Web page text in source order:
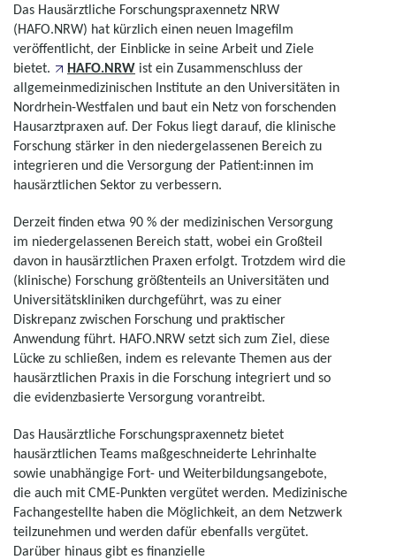
Das Hausärztliche Forschungspraxennetz NRW
(HAFO.NRW) hat kürzlich einen neuen Imagefilm
veröffentlicht, der Einblicke in seine Arbeit und Ziele
bietet.
HAFO.NRW ist ein Zusammenschluss der
allgemeinmedizinischen Institute an den Universitäten in
Nordrhein-Westfalen und baut ein Netz von forschenden
Hausarztpraxen auf. Der Fokus liegt darauf, die klinische
Forschung stärker in den niedergelassenen Bereich zu
integrieren und die Versorgung der Patient:innen im
hausärztlichen Sektor zu verbessern.
Derzeit finden etwa 90 % der medizinischen Versorgung
im niedergelassenen Bereich statt, wobei ein Großteil
davon in hausärztlichen Praxen erfolgt. Trotzdem wird die
(klinische) Forschung größtenteils an Universitäten und
Universitätskliniken durchgeführt, was zu einer
Diskrepanz zwischen Forschung und praktischer
Anwendung führt. HAFO.NRW setzt sich zum Ziel, diese
Lücke zu schließen, indem es relevante Themen aus der
hausärztlichen Praxis in die Forschung integriert und so
die evidenzbasierte Versorgung vorantreibt.
Das Hausärztliche Forschungspraxennetz bietet
hausärztlichen Teams maßgeschneiderte Lehrinhalte
sowie unabhängige Fort- und Weiterbildungsangebote,
die auch mit CME-Punkten vergütet werden. Medizinische
Fachangestellte haben die Möglichkeit, an dem Netzwerk
teilzunehmen und werden dafür ebenfalls vergütet.
Darüber hinaus gibt es finanzielle